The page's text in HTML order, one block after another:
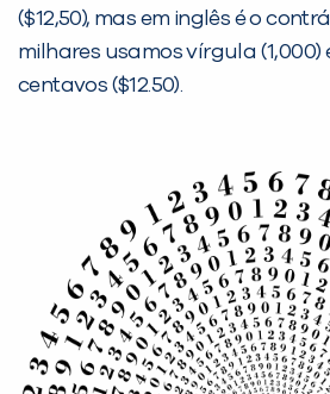
($12,50), mas em inglês é o
milhares usamos vírgula (1,000)
centavos ($12.50).